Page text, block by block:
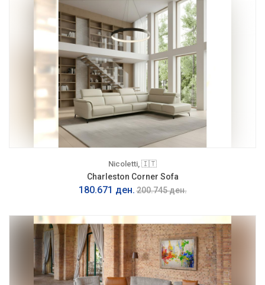
Nicoletti, 🇮🇹
Charleston Corner Sofa
180.671 ден. 200.745 ден.